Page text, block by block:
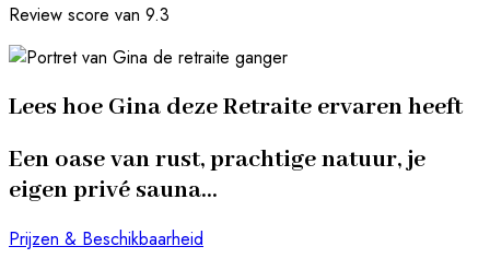
Review score van 9.3
Lees hoe Gina deze Retraite ervaren heeft
Een oase van rust, prachtige natuur, je
eigen privé sauna…
Prijzen & Beschikbaarheid